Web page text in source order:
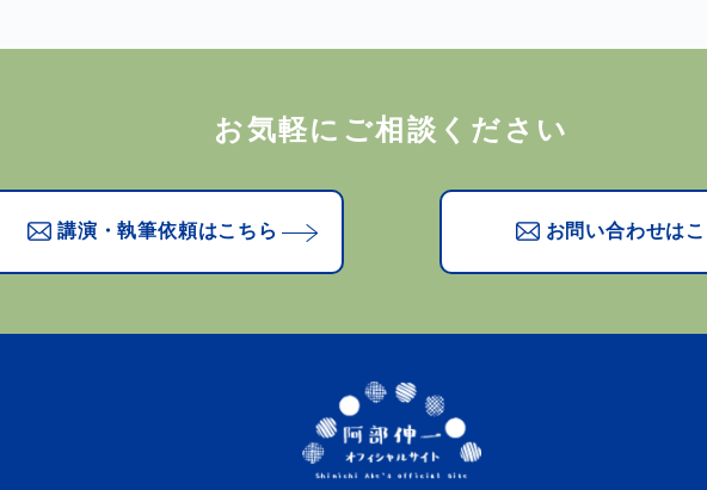
お気軽にご相談ください
講演・執筆依頼はこちら お問い合わせは